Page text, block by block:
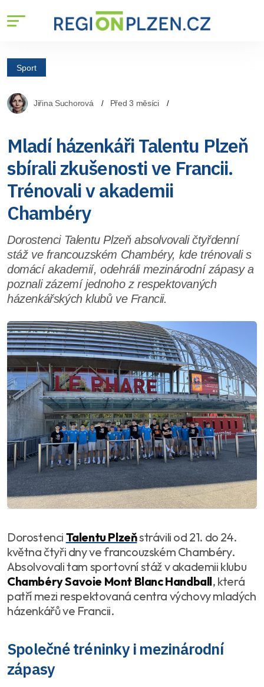
Sport
Jiřina Suchorová Před 3 měsíci
Mladí házenkáři Talentu Plzeň
sbírali zkušenosti ve Francii.
Trénovali v akademii
Chambéry
Dorostenci Talentu Plzeň absolvovali čtyřdenní
stáž ve francouzském Chambéry, kde trénovali s
domácí akademií, odehráli mezinárodní zápasy a
poznali zázemí jednoho z respektovaných
házenkářských klubů ve Francii.
Dorostenci Talentu Plzeňstrávili od 21. do 24.
května čtyři dny ve francouzském Chambéry.
Absolvovali tam sportovní stáž v akademii klubu
Chambéry Savoie Mont Blanc Handball, která
patří mezi respektovaná centra výchovy mladých
házenkářů ve Francii.
Společné tréninky i mezinárodní
zápasy